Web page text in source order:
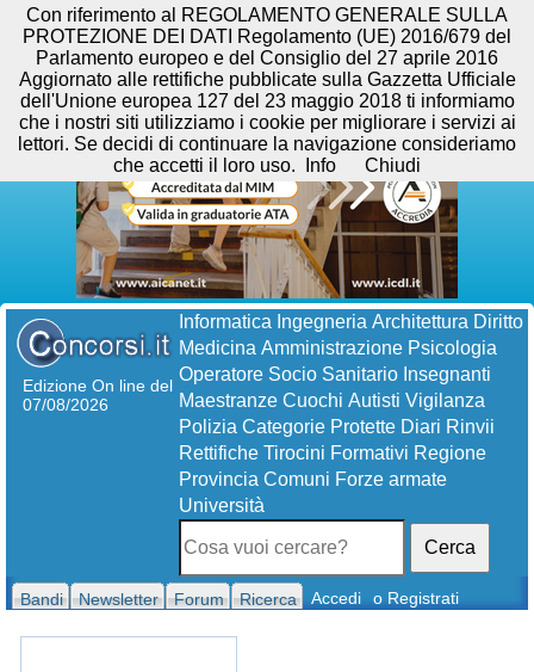
Edizione On line del
07/08/2026
Informatica Ingegneria Architettura Diritto
Medicina Amministrazione Psicologia
Operatore Socio Sanitario Insegnanti
Maestranze Cuochi Autisti Vigilanza
Polizia Categorie Protette Diari Rinvii
Rettifiche Tirocini Formativi Regione
Provincia Comuni Forze armate
Università
Cerca
Bandi Newsletter Forum Ricerca Accedi o Registrati
Con riferimento al REGOLAMENTO GENERALE SULLA
PROTEZIONE DEI DATI Regolamento (UE) 2016/679 del
Parlamento europeo e del Consiglio del 27 aprile 2016
Aggiornato alle rettifiche pubblicate sulla Gazzetta Ufficiale
dell'Unione europea 127 del 23 maggio 2018 ti informiamo
che i nostri siti utilizziamo i cookie per migliorare i servizi ai
lettori. Se decidi di continuare la navigazione consideriamo
che accetti il loro uso.
Info Chiudi